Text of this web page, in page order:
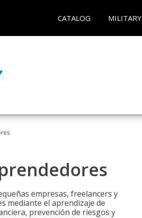
CATALOG MILITARY
empresas, freelancers y
mediante el aprendizaje de
prevención de riesgos y